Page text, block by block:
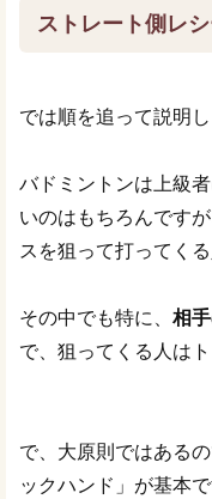
ストレート側レ
では順を追って説明し
バドミントンは上級
いのはもちろんです
スを狙って打ってく
その中でも特に、 相
で、狙ってくる人は
で、大原則ではある
ックハンド」が基本で